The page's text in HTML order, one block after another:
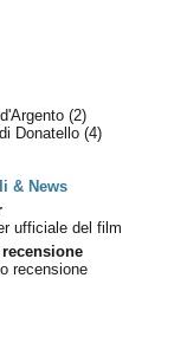
(2)
Donatello (4)
& News
ufficiale del film
recensione